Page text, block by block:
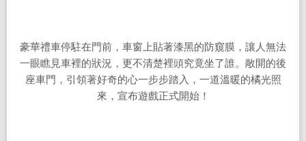
豪華禮車停駐在門前，車窗上貼著漆黑的防窺膜，讓人無法
一眼瞧見車裡的狀況，更不清楚裡頭究竟坐了誰。敞開的後
座車門，引領著好奇的心一步步踏入，一道溫暖的橘光照
來，宣布遊戲正式開始！